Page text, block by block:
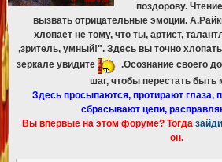
поздорову.
вызвать отрицательные эмоции.
хлопает не тому, что ты, артист,
,зритель, умный!". Здесь вы точно
зеркале увидите
.Осознание своего
шаг, чтобы перестать быть
Здесь просыпаются, протирают глаза,
сбрасывают цепи,
Вы впервые на этом форуме? Тогда
он.